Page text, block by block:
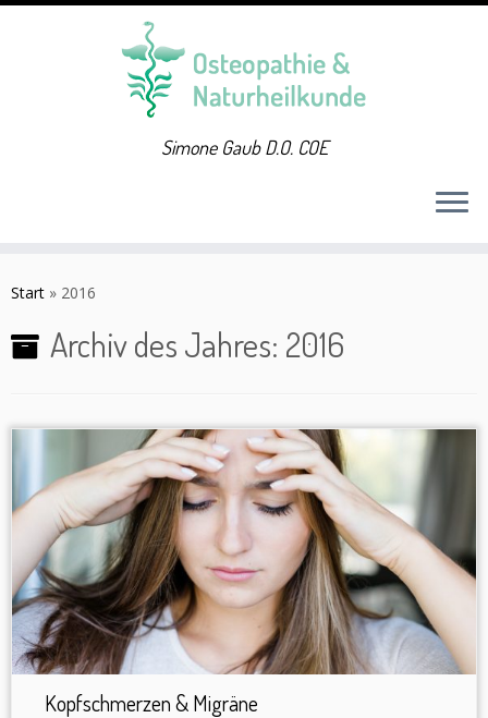
Inhalt
Simone Gaub D.O. COE
Start » 2016
Archiv des Jahres: 2016
Kopfschmerzen & Migräne